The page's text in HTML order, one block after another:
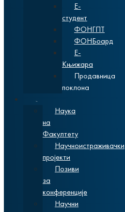
Е-
студент
ФОНГПТ
ФОНБоард
Е-
Књижара
Продавница
поклона
Наука
на
Факултету
Научноистраживачки
пројекти
Позиви
за
конференције
Научни